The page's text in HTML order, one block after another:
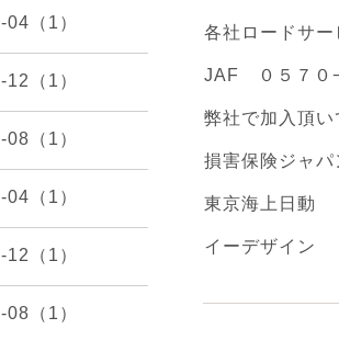
各社ロードサー
JAF ０５７０−
弊社で加入頂
損害保険ジャ
東京海上日
イーデザ
（1）
（1）
（1）
（1）
（1）
（1）